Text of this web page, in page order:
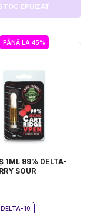
EPUIZAT
PÂNĂ LA 45%
1ML 99% DELTA-
SOUR
DELTA-10